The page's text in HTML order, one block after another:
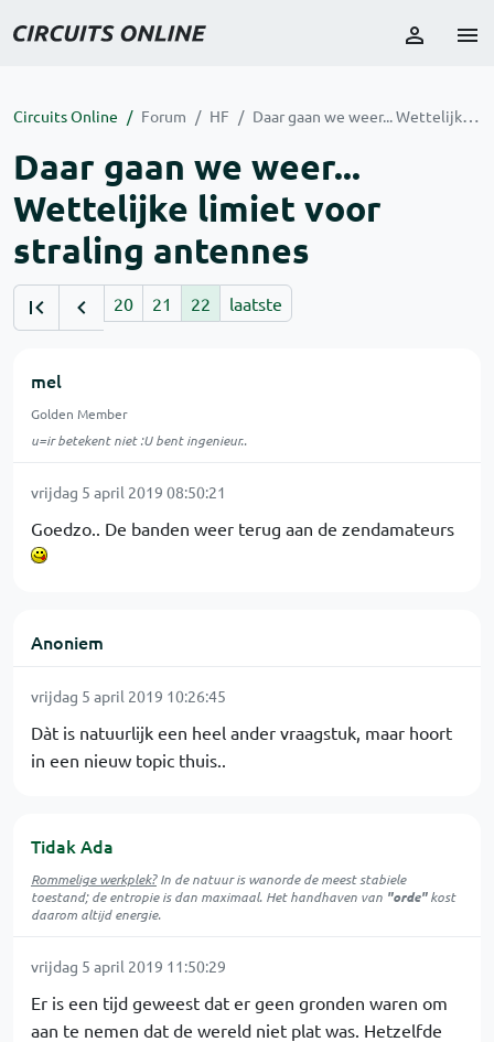
Circuits Online Forum HF Daar gaan we weer... Wettelijke limiet voor straling antennes
Daar gaan we weer...
Wettelijke limiet voor
straling antennes
20 21 22 laatste
mel
Golden Member
u=ir betekent niet :U bent ingenieur..
vrijdag 5 april 2019 08:50:21
Goedzo.. De banden weer terug aan de zendamateurs
Anoniem
vrijdag 5 april 2019 10:26:45
Dàt is natuurlijk een heel ander vraagstuk, maar hoort
in een nieuw topic thuis..
Tidak Ada
Rommelige werkplek?In de natuur iswanordede meest stabiele
toestand; de entropie is dan maximaal. Het handhaven van "orde"kost
daarom altijd energie.
vrijdag 5 april 2019 11:50:29
Er is een tijd geweest dat er geen gronden waren om
aan te nemen dat de wereld niet plat was. Hetzelfde